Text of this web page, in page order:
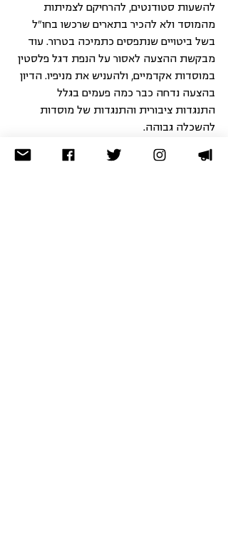
להשעות סטודנטים, להרחיקם לצמיתות
מהמוסד ולא להכיר בתארים שרכשו בחו"ל
בשל ביטויים שנתפסים כתמיכה בטרור. עוד
מבקשת ההצעה לאסור על הנפת דגל פלסטין
במוסדות אקדמיים, ולהעניש את מניפיו. הדיון
בהצעה נדחה כבר כמה פעמים בגלל
התנגדות ציבורית והתנגדות של מוסדות
להשכלה גבוהה.
עמדת האגודה לזכויות האזרח:
הצעת החוק